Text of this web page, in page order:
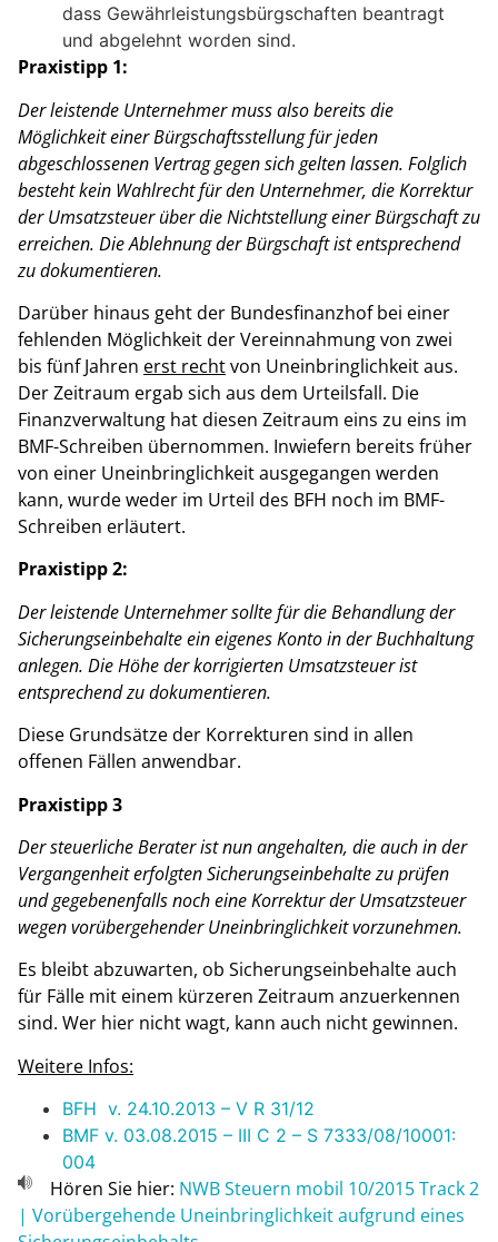
dass Gewährleistungsbürgschaften beantragt
und abgelehnt worden sind.
Praxistipp 1:
Der leistende Unternehmer muss also bereits die
Möglichkeit einer Bürgschaftsstellung für jeden
abgeschlossenen Vertrag gegen sich gelten lassen. Folglich
besteht kein Wahlrecht für den Unternehmer, die Korrektur
der Umsatzsteuer über die Nichtstellung einer Bürgschaft zu
erreichen. Die Ablehnung der Bürgschaft ist entsprechend
zu dokumentieren.
Darüber hinaus geht der Bundesfinanzhof bei einer
fehlenden Möglichkeit der Vereinnahmung von zwei
bis fünf Jahren erst rechtvon Uneinbringlichkeit aus.
Der Zeitraum ergab sich aus dem Urteilsfall. Die
Finanzverwaltung hat diesen Zeitraum eins zu eins im
BMF-Schreiben übernommen. Inwiefern bereits früher
von einer Uneinbringlichkeit ausgegangen werden
kann, wurde weder im Urteil des BFH noch im BMF-
Schreiben erläutert.
Praxistipp 2:
Der leistende Unternehmer sollte für die Behandlung der
Sicherungseinbehalte ein eigenes Konto in der Buchhaltung
anlegen. Die Höhe der korrigierten Umsatzsteuer ist
entsprechend zu dokumentieren.
Diese Grundsätze der Korrekturen sind in allen
offenen Fällen anwendbar.
Praxistipp 3
Der steuerliche Berater ist nun angehalten, die auch in der
Vergangenheit erfolgten Sicherungseinbehalte zu prüfen
und gegebenenfalls noch eine Korrektur der Umsatzsteuer
wegen vorübergehender Uneinbringlichkeit vorzunehmen.
Es bleibt abzuwarten, ob Sicherungseinbehalte auch
für Fälle mit einem kürzeren Zeitraum anzuerkennen
sind. Wer hier nicht wagt, kann auch nicht gewinnen.
Weitere Infos:
BFH v. 24.10.2013 – V R 31/12
BMF v. 03.08.2015 – III C 2 – S 7333/08/10001:
004
Hören Sie hier: NWB Steuern mobil 10/2015 Track 2
| Vorübergehende Uneinbringlichkeit aufgrund eines